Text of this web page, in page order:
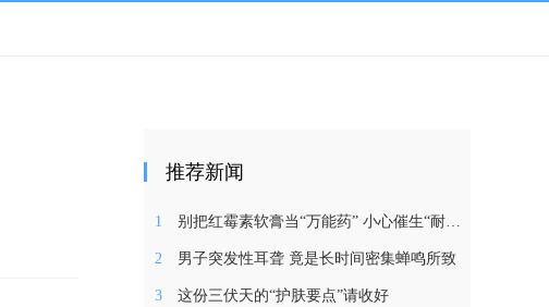
推荐新闻
1 别把红霉素软膏当“万能药” 小心催生“耐药菌”
2 男子突发性耳聋 竟是长时间密集蝉鸣所致
3 这份三伏天的“护肤要点”请收好